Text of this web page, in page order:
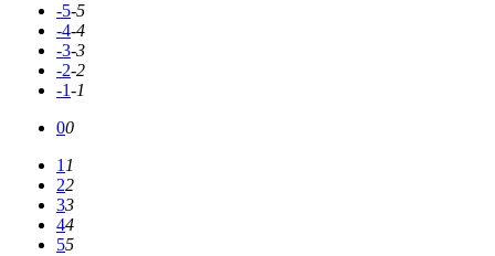
-5-5
-4-4
-3-3
-2-2
-1-1
00
11
22
33
44
55